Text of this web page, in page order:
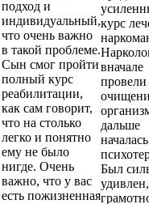
подход и
индивидуальный,
что очень важно
в такой проблеме.
Сын смог пройти
полный курс
реабилитации,
как сам говорит,
что на столько
легко и понятно
ему не было
нигде. Очень
важно, что у вас
есть пожизненная
курс
вначале
дальше
началась
Был